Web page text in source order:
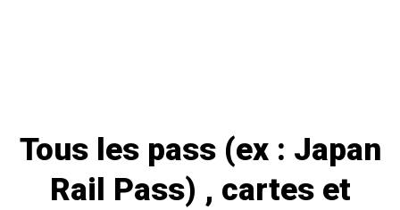
Tous les pass (ex : Japan
Rail Pass) , cartes et